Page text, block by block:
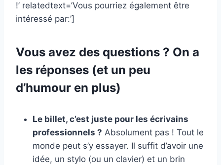
!’ relatedtext=’Vous pourriez également être
intéressé par:’]
Vous avez des questions ? On a
les réponses (et un peu
d’humour en plus)
Le billet, c’est juste pour les écrivains
professionnels ? Absolument pas ! Tout le
monde peut s’y essayer. Il suffit d’avoir une
idée, un stylo (ou un clavier) et un brin